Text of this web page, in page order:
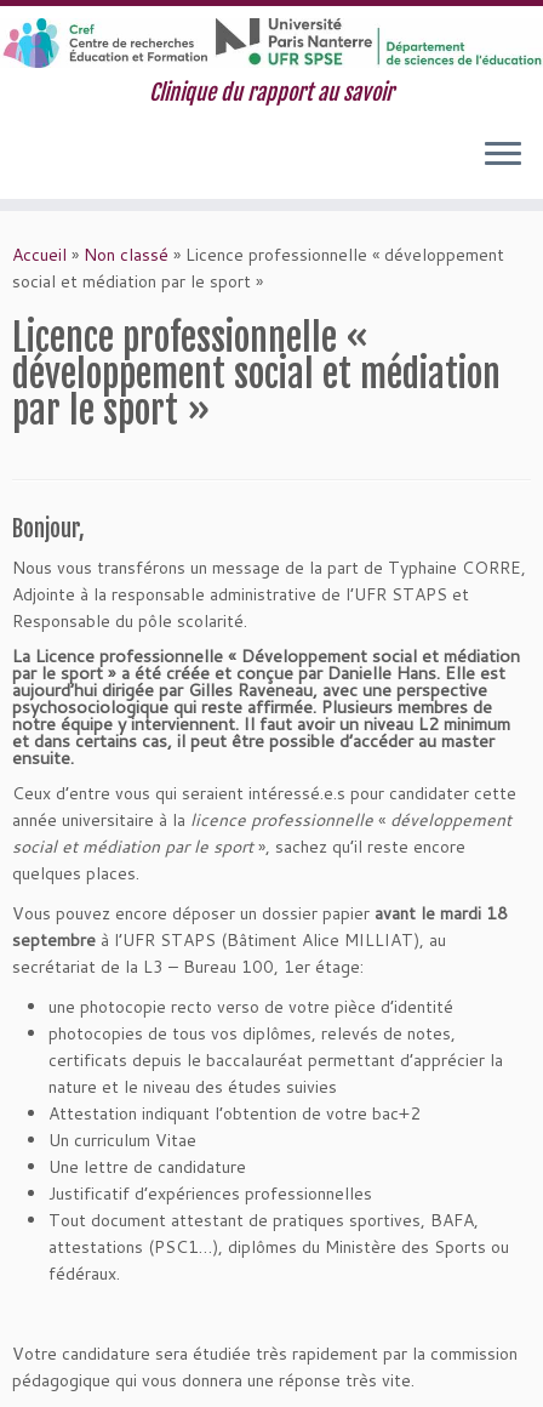
au
contenu
Clinique du rapport au savoir
Accueil » Non classé » Licence professionnelle « développement
social et médiation par le sport »
Licence professionnelle «
développement social et médiation
par le sport »
Bonjour,
Nous vous transférons un message de la part de Typhaine CORRE,
Adjointe à la responsable administrative de l’UFR STAPS et
Responsable du pôle scolarité.
La Licence professionnelle « Développement social et médiation
par le sport » a été créée et conçue par Danielle Hans. Elle est
aujourd’hui dirigée par Gilles Raveneau, avec une perspective
psychosociologique qui reste affirmée. Plusieurs membres de
notre équipe y interviennent. Il faut avoir un niveau L2 minimum
et dans certains cas, il peut être possible d’accéder au master
ensuite.
Ceux d’entre vous qui seraient intéressé.e.s pour candidater cette
année universitaire à la licence professionnelle « développement
social et médiation par le sport», sachez qu’il reste encore
quelques places.
Vous pouvez encore déposer un dossier papier avant le mardi 18
septembre à l’UFR STAPS (Bâtiment Alice MILLIAT), au
secrétariat de la L3 – Bureau 100, 1er étage:
une photocopie recto verso de votre pièce d’identité
photocopies de tous vos diplômes, relevés de notes,
certificats depuis le baccalauréat permettant d’apprécier la
nature et le niveau des études suivies
Attestation indiquant l’obtention de votre bac+2
Un curriculum Vitae
Une lettre de candidature
Justificatif d’expériences professionnelles
Tout document attestant de pratiques sportives, BAFA,
attestations (PSC1…), diplômes du Ministère des Sports ou
fédéraux.
Votre candidature sera étudiée très rapidement par la commission
pédagogique qui vous donnera une réponse très vite.